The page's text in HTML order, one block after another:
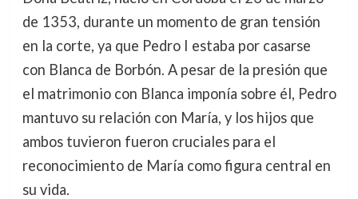
de 1353, durante un momento de gran tensión
en la corte, ya que Pedro I estaba por casarse
con Blanca de Borbón. A pesar de la presión que
el matrimonio con Blanca imponía sobre él, Pedro
mantuvo su relación con María, y los hijos que
ambos tuvieron fueron cruciales para el
reconocimiento de María como figura central en
su vida.